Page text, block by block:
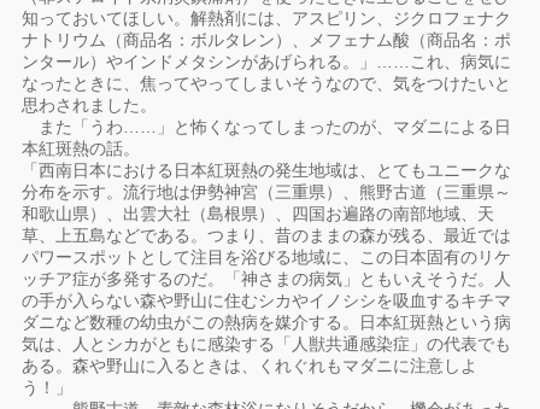
知っておいてほしい。解熱剤には、アスピリン、ジクロフェナク
ナトリウム（商品名：ボルタレン）、メフェナム酸（商品名：ポ
ンタール）やインドメタシンがあげられる。」……これ、病気に
なったときに、焦ってやってしまいそうなので、気をつけたいと
思わされました。
また「うわ……」と怖くなってしまったのが、マダニによる日
本紅斑熱の話。
「西南日本における日本紅斑熱の発生地域は、とてもユニークな
分布を示す。流行地は伊勢神宮（三重県）、熊野古道（三重県～
和歌山県）、出雲大社（島根県）、四国お遍路の南部地域、天
草、上五島などである。つまり、昔のままの森が残る、最近では
パワースポットとして注目を浴びる地域に、この日本固有のリケ
ッチア症が多発するのだ。「神さまの病気」ともいえそうだ。人
の手が入らない森や野山に住むシカやイノシシを吸血するキチマ
ダニなど数種の幼虫がこの熱病を媒介する。日本紅斑熱という病
気は、人とシカがともに感染する「人獣共通感染症」の代表でも
ある。森や野山に入るときは、くれぐれもマダニに注意しよ
う！」